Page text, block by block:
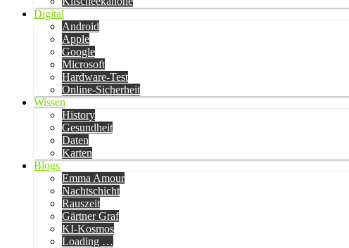
Digital
Android
Apple
Google
Microsoft
Hardware-Test
Online-Sicherheit
Wissen
History
Gesundheit
Daten
Karten
Blogs
Emma Amour
Nachtschicht
Rauszeit
Gärtner Graf
KI-Kosmos
Loading …